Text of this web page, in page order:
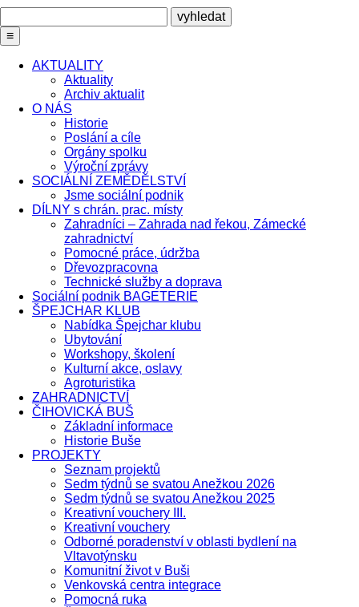
≡
AKTUALITY
Aktuality
Archiv aktualit
O NÁS
Historie
Poslání a cíle
Orgány spolku
Výroční zprávy
SOCIÁLNÍ ZEMĚDĚLSTVÍ
Jsme sociální podnik
DÍLNY s chrán. prac. místy
Zahradníci – Zahrada nad řekou, Zámecké
zahradnictví
Pomocné práce, údržba
Dřevozpracovna
Technické služby a doprava
Sociální podnik BAGETERIE
ŠPEJCHAR KLUB
Nabídka Špejchar klubu
Ubytování
Workshopy, školení
Kulturní akce, oslavy
Agroturistika
ZAHRADNICTVÍ
ČIHOVICKÁ BUŠ
Základní informace
Historie Buše
PROJEKTY
Seznam projektů
Sedm týdnů se svatou Anežkou 2026
Sedm týdnů se svatou Anežkou 2025
Kreativní vouchery III.
Kreativní vouchery
Odborné poradenství v oblasti bydlení na
Vltavotýnsku
Komunitní život v Buši
Venkovská centra integrace
Pomocná ruka